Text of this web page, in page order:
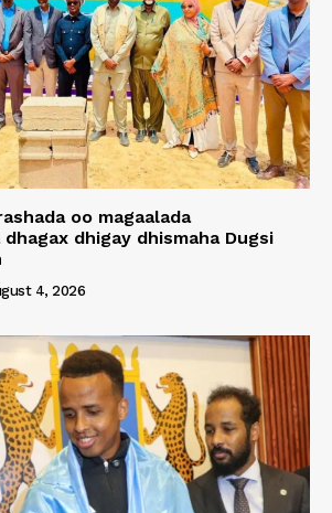
oo magaalada
dhigay dhismaha Dugsi
4, 2026